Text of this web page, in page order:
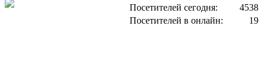
Посетителей сегодня:
4538
Посетителей в онлайн:
19